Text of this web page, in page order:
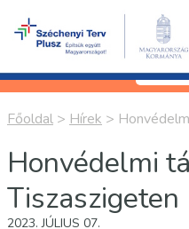
Főoldal > Hírek >
Honvédelmi
Tiszaszigeten
2023. JÚLIUS 07.